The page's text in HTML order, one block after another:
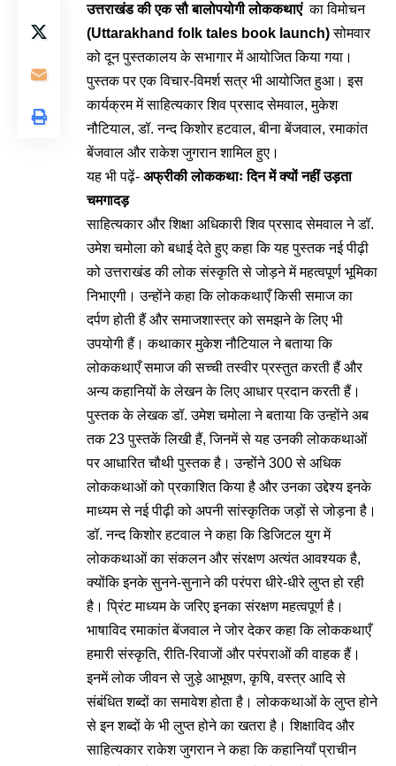
उत्तराखंड की एक सौ बालोपयोगी लोककथाएं का विमोचन
(Uttarakhand folk tales book launch)सोमवार
को दून पुस्तकालय के सभागार में आयोजित किया गया।
पुस्तक पर एक विचार-विमर्श सत्र भी आयोजित हुआ। इस
कार्यक्रम में साहित्यकार शिव प्रसाद सेमवाल, मुकेश
नौटियाल, डॉ. नन्द किशोर हटवाल, बीना बेंजवाल, रमाकांत
बेंजवाल और राकेश जुगरान शामिल हुए।
यह भी पढ़ें- अफ्रीकी लोककथाः दिन में क्यों नहीं उड़ता
चमगादड़
साहित्यकार और शिक्षा अधिकारी शिव प्रसाद सेमवाल ने डॉ.
उमेश चमोला को बधाई देते हुए कहा कि यह पुस्तक नई पीढ़ी
को उत्तराखंड की लोक संस्कृति से जोड़ने में महत्वपूर्ण भूमिका
निभाएगी। उन्होंने कहा कि लोककथाएँ किसी समाज का
दर्पण होती हैं और समाजशास्त्र को समझने के लिए भी
उपयोगी हैं। कथाकार मुकेश नौटियाल ने बताया कि
लोककथाएँ समाज की सच्ची तस्वीर प्रस्तुत करती हैं और
अन्य कहानियों के लेखन के लिए आधार प्रदान करती हैं।
पुस्तक के लेखक डॉ. उमेश चमोला ने बताया कि उन्होंने अब
तक 23 पुस्तकें लिखी हैं, जिनमें से यह उनकी लोककथाओं
पर आधारित चौथी पुस्तक है। उन्होंने 300 से अधिक
लोककथाओं को प्रकाशित किया है और उनका उद्देश्य इनके
माध्यम से नई पीढ़ी को अपनी सांस्कृतिक जड़ों से जोड़ना है।
डॉ. नन्द किशोर हटवाल ने कहा कि डिजिटल युग में
लोककथाओं का संकलन और संरक्षण अत्यंत आवश्यक है,
क्योंकि इनके सुनने-सुनाने की परंपरा धीरे-धीरे लुप्त हो रही
है। प्रिंट माध्यम के जरिए इनका संरक्षण महत्वपूर्ण है।
भाषाविद रमाकांत बेंजवाल ने जोर देकर कहा कि लोककथाएँ
हमारी संस्कृति, रीति-रिवाजों और परंपराओं की वाहक हैं।
इनमें लोक जीवन से जुड़े आभूषण, कृषि, वस्त्र आदि से
संबंधित शब्दों का समावेश होता है। लोककथाओं के लुप्त होने
से इन शब्दों के भी लुप्त होने का खतरा है। शिक्षाविद और
साहित्यकार राकेश जुगरान ने कहा कि कहानियाँ प्राचीन